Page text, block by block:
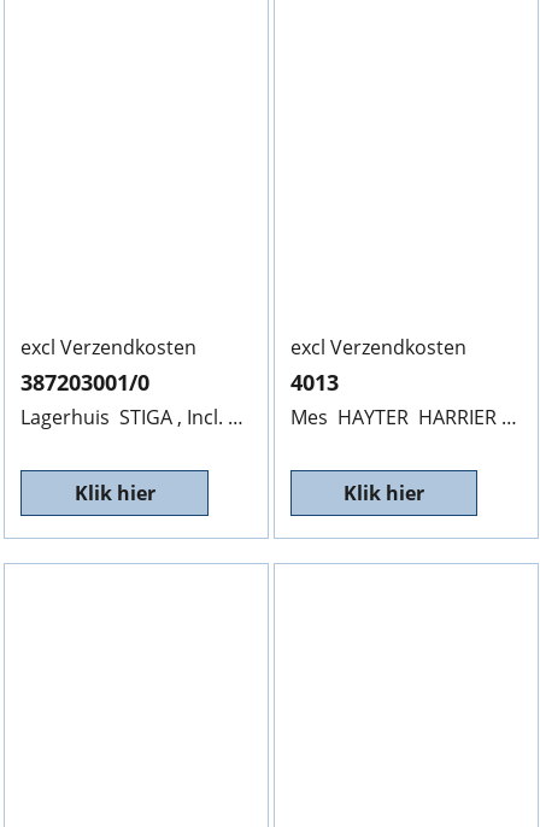
excl Verzendkosten
387203001/0
Lagerhuis STIGA , Incl. Lange As. 387203001/0, , 25mm, V.R. SL
Klik hier
excl Verzendkosten
4013
Mes HAYTER HARRIER 48, 4013, 480/16mm,
Klik hier